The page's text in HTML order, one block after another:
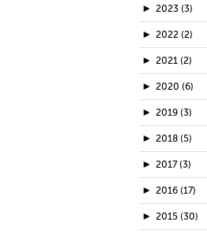
► 2023 (3)
► 2022 (2)
► 2021 (2)
► 2020 (6)
► 2019 (3)
► 2018 (5)
► 2017 (3)
► 2016 (17)
► 2015 (30)